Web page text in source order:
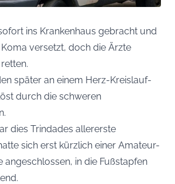
ins Krankenhaus gebracht und
versetzt, doch die Ärzte
später an einem Herz-Kreislauf-
durch die schweren
dies Trindades allererste
sich erst kürzlich einer Amateur-
in die Fußstapfen